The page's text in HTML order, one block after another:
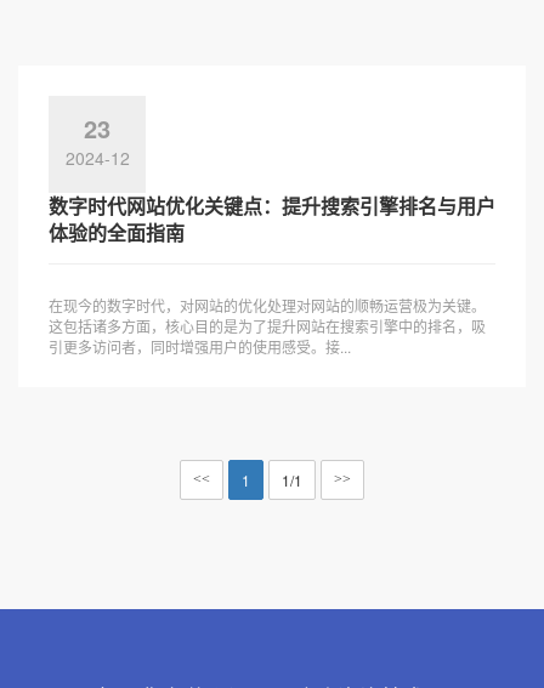
23
2024-12
数字时代网站优化关键点：提升搜索引擎排名与用户
体验的全面指南
在现今的数字时代，对网站的优化处理对网站的顺畅运营极为关键。
这包括诸多方面，核心目的是为了提升网站在搜索引擎中的排名，吸
引更多访问者，同时增强用户的使用感受。接...
<< 1 1/1 >>